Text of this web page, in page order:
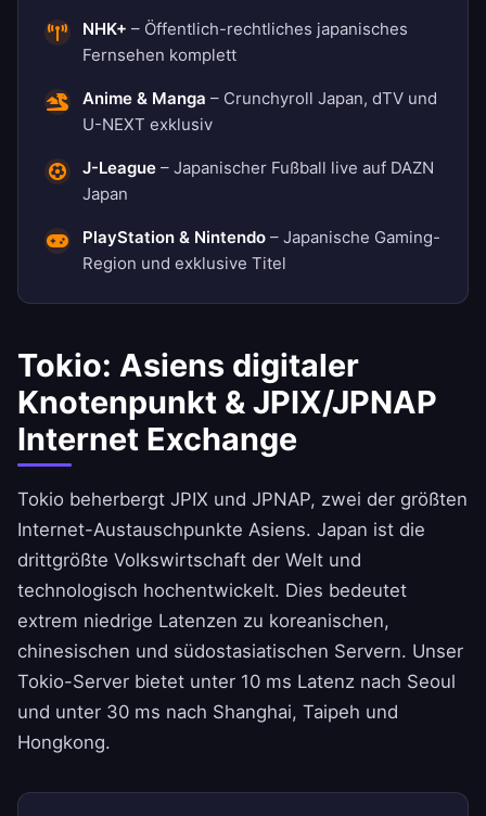
NHK+ – Öffentlich-rechtliches japanisches
Fernsehen komplett
Anime & Manga – Crunchyroll Japan, dTV und
U-NEXT exklusiv
J-League – Japanischer Fußball live auf DAZN
Japan
PlayStation & Nintendo – Japanische Gaming-
Region und exklusive Titel
Tokio: Asiens digitaler
Knotenpunkt & JPIX/JPNAP
Internet Exchange
Tokio beherbergt JPIX und JPNAP, zwei der größten
Internet-Austauschpunkte Asiens. Japan ist die
drittgrößte Volkswirtschaft der Welt und
technologisch hochentwickelt. Dies bedeutet
extrem niedrige Latenzen zu koreanischen,
chinesischen und südostasiatischen Servern. Unser
Tokio-Server bietet unter 10 ms Latenz nach Seoul
und unter 30 ms nach Shanghai, Taipeh und
Hongkong.